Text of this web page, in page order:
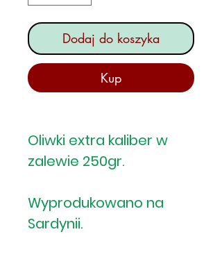
Dodaj do koszyka
Kup
Oliwki extra kaliber w
zalewie 250gr.
Wyprodukowano na
Sardynii.